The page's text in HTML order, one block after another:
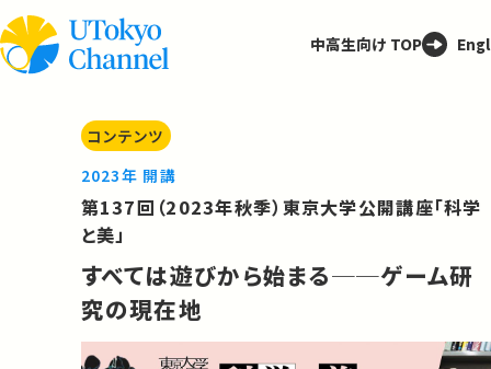
中高生向け TOP
コンテンツ
2023年 開講
第137回（2023年秋季）東京大学公開講座「科学
と美」
すべては遊びから始まる──ゲーム研
究の現在地